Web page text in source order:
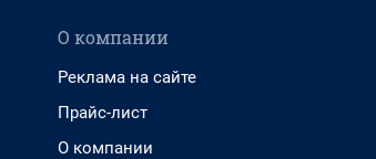
О компании
Реклама на сайте
Прайс-лист
О компании